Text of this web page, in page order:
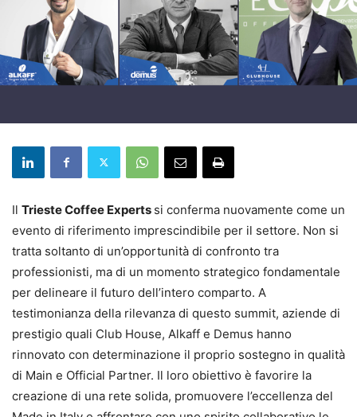
Il Trieste Coffee Experts si conferma nuovamente come un
evento di riferimento imprescindibile per il settore. Non si
tratta soltanto di un’opportunità di confronto tra
professionisti, ma di un momento strategico fondamentale
per delineare il futuro dell’intero comparto. A
testimonianza della rilevanza di questo summit, aziende di
prestigio quali Club House, Alkaff e Demus hanno
rinnovato con determinazione il proprio sostegno in qualità
di Main e Official Partner. Il loro obiettivo è favorire la
creazione di una rete solida, promuovere l’eccellenza del